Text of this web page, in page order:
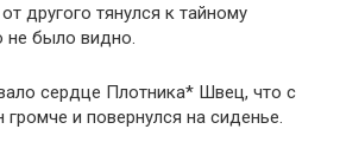
другого тянулся к тайному
не было видно.
сердце Плотника* Швец, что с
и повернулся на сиденье.